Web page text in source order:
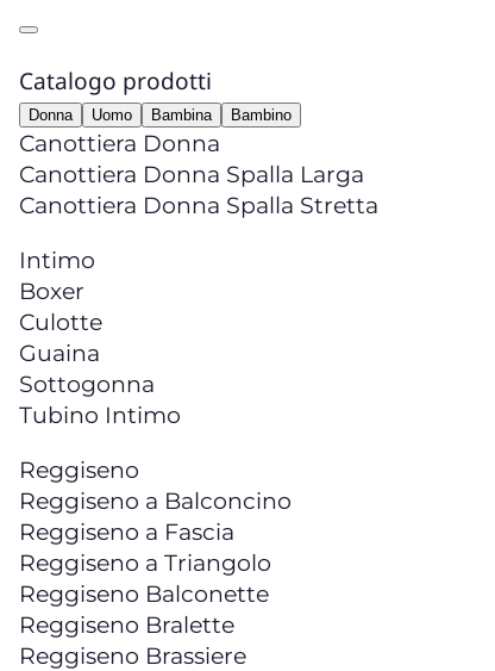
Catalogo prodotti
Donna Uomo Bambina Bambino
Canottiera Donna
Canottiera Donna Spalla Larga
Canottiera Donna Spalla Stretta
Intimo
Boxer
Culotte
Guaina
Sottogonna
Tubino Intimo
Reggiseno
Reggiseno a Balconcino
Reggiseno a Fascia
Reggiseno a Triangolo
Reggiseno Balconette
Reggiseno Bralette
Reggiseno Brassiere